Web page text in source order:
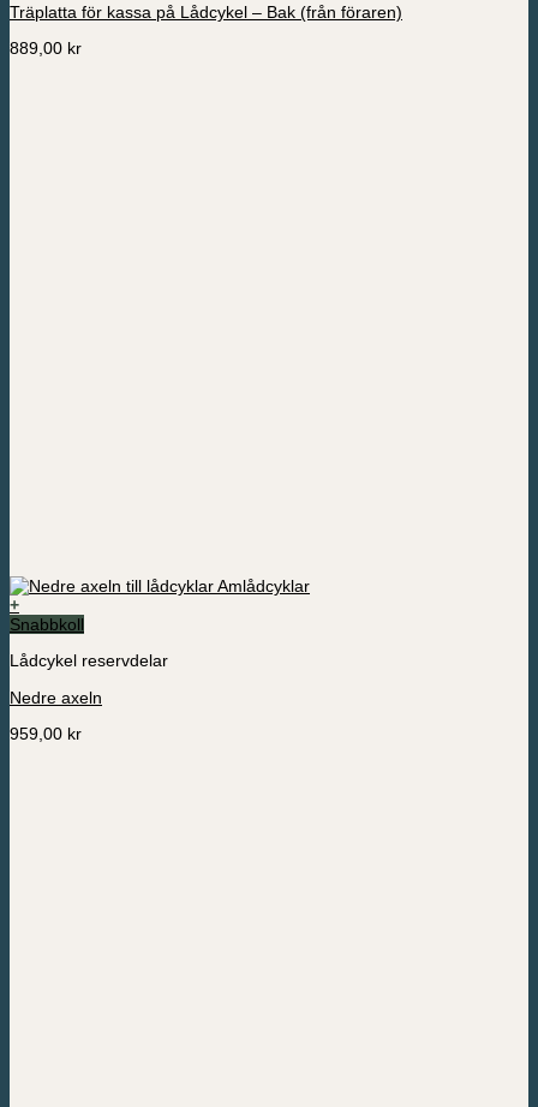
Träplatta för kassa på Lådcykel – Bak (från föraren)
889,00 kr
+
Snabbkoll
Lådcykel reservdelar
Nedre axeln
959,00 kr